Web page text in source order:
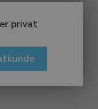
privat